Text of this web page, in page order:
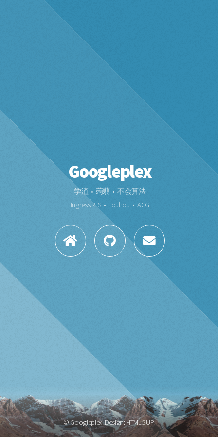
Googleplex
学渣 • 蒟蒻 • 不会算法
Ingress RES • Touhou • ACG
© Googleplex. Design:HTML5 UP.